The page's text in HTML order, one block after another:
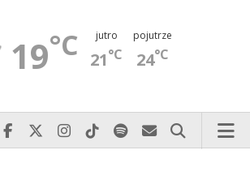
19°C jutro
21°C
pojutrze
24°C
Najlepiej po prostu do nas zadzwoń
Odwiedź nas na Facebook-u
Odwiedź nas na X
Odwiedź nas na Instagram-ie
Odwiedź nas na TikTok-u
Szukaj nas na Spotify
Wyślij do nas
Szukaj